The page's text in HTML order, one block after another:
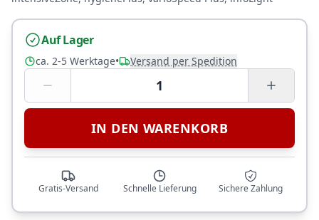
Auf Lager
ca. 2-5 Werktage• Versand per Spedition
1
IN DEN WARENKORB
Gratis-Versand Schnelle Lieferung Sichere Zahlung